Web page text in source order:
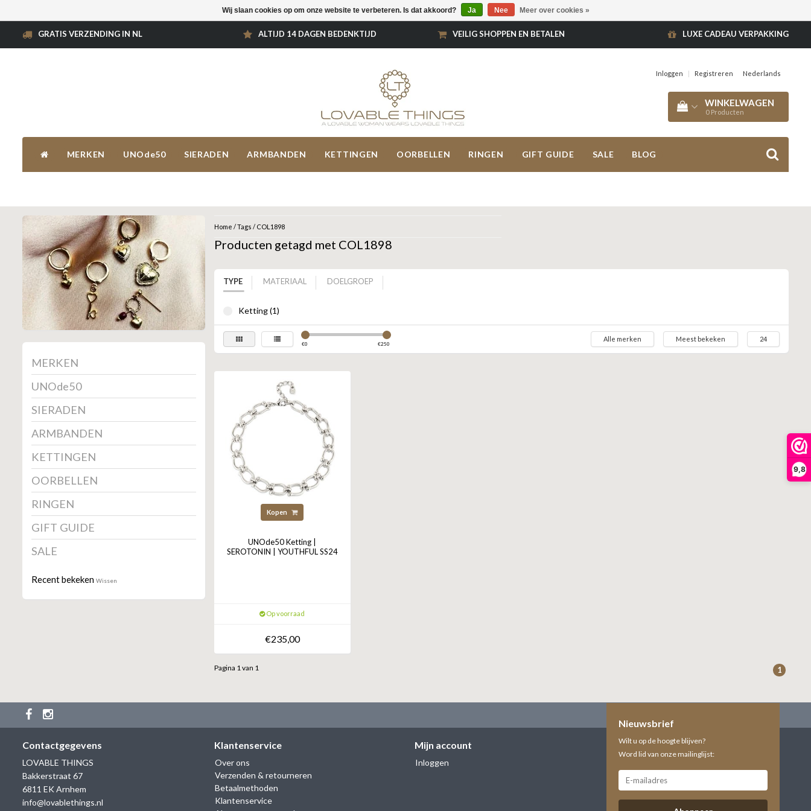
9,8
GRATIS VERZENDING IN NL ALTIJD 14 DAGEN BEDENKTIJD VEILIG SHOPPEN EN BETALEN LUXE CADEAU VERPAKKING
Inloggen | Registreren Nederlands
WINKELWAGEN
0 Producten
MERKEN UNOde50 SIERADEN ARMBANDEN KETTINGEN OORBELLEN RINGEN GIFT GUIDE SALE BLOG
MERKEN
UNOde50
SIERADEN
ARMBANDEN
KETTINGEN
OORBELLEN
RINGEN
GIFT GUIDE
SALE
Recent bekeken Wissen
Home /Tags / COL1898
Producten getagd met COL1898
TYPE MATERIAAL DOELGROEP
Ketting (1)
€0 €250
Alle merken Meest bekeken 24
Kopen
UNOde50 Ketting |
SEROTONIN | YOUTHFUL SS24
Op voorraad
€235,00
Pagina 1 van 1 1
Contactgegevens
LOVABLE THINGS
Bakkerstraat 67
6811 EK Arnhem
info@lovablethings.nl
Klantenservice
Over ons
Verzenden & retourneren
Betaalmethoden
Klantenservice
Mijn account
Inloggen
Nieuwsbrief
Wilt u op de hoogte blijven?
Word lid van onze mailinglijst:
Wij slaan cookies op om onze website te verbeteren. Is dat akkoord? Ja Nee Meer over cookies »